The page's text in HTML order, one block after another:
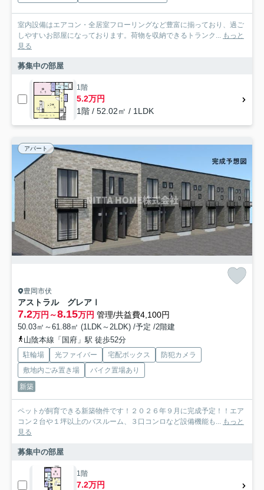
室内設備はエアコン・全居室フローリングなど豊富に揃っており、過ご
しやすいお部屋になっております。荷物を収納できるトランク...
もっと
見る
募集中の部屋
1階
5.2万円
1階 / 52.02㎡ / 1LDK
アパート
豊岡市伏
アストラル グレアⅠ
7.2万円～8.15万円 管理/共益費4,100円
50.03㎡～61.88㎡ (1LDK～2LDK) /予定 /2階建
山陰本線「国府」駅 徒歩52分
駐輪場 光ファイバー 宅配ボックス
防犯カメラ
敷地内ごみ置き場
バイク置場あり
新築
ペットが飼育できる新築物件です！２０２６年９月に完成予定！！エア
コン２台や１坪以上のバスルーム、３口コンロなど設備機能も...
もっと
見る
募集中の部屋
1階
7.2万円